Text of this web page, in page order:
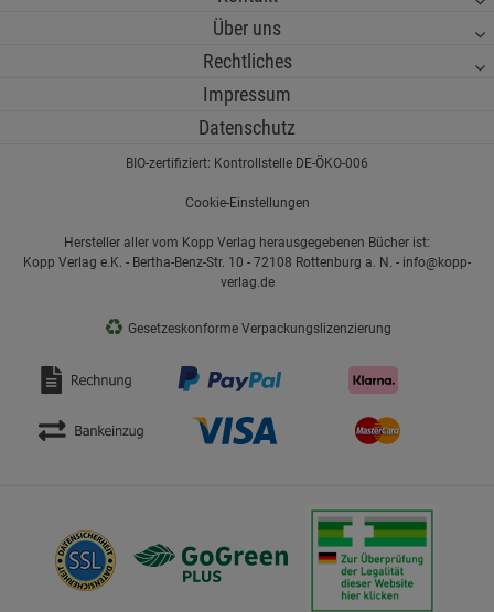
Über uns
Rechtliches
Impressum
Datenschutz
BIO-zertifiziert: Kontrollstelle DE-ÖKO-006
Cookie-Einstellungen
Hersteller aller vom Kopp Verlag herausgegebenen Bücher ist:
Kopp Verlag e.K. - Bertha-Benz-Str. 10 - 72108 Rottenburg a. N. - info@kopp-
verlag.de
♻ Gesetzeskonforme Verpackungslizenzierung